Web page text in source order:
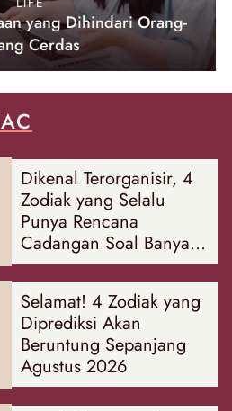
yang Dihindari Orang-
Cerdas
Dikenal Terorganisir, 4
Zodiak yang Selalu
Punya Rencana
Cadangan Soal Banyak
Hal
Selamat! 4 Zodiak yang
Diprediksi Akan
Beruntung Sepanjang
Agustus 2026